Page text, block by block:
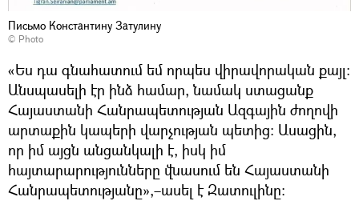
Письмо Константину Затулину
© Photo
«Ես դա գնահատում եմ որպես վիրավորական քայլ։
Անսպասելի էր ինձ համար, նամակ ստացանք
Հայաստանի Հանրապետության Ազգային ժողովի
արտաքին կապերի վարչության պետից։ Ասացին,
որ իմ այցն անցանկալի է, իսկ իմ
հայտարարությունները վնասում են Հայաստանի
Հանրապետությանը»,–ասել է Զատուլինը։